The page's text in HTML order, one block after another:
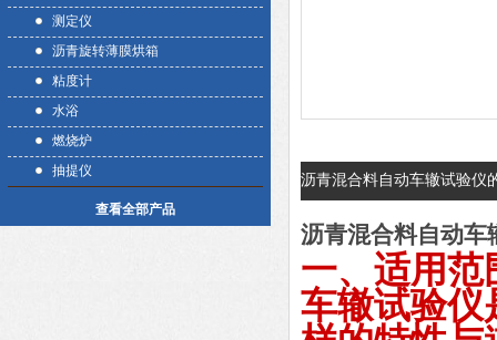
测定仪
沥青旋转薄膜烘箱
粘度计
水浴
燃烧炉
抽提仪
查看全部产品
沥青混合料自动车辙试验仪
沥青混合料自动车
一、适用范
车辙试验仪